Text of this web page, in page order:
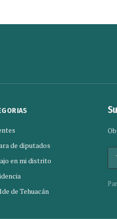
de diputados
en mi distrito
de Tehuacán